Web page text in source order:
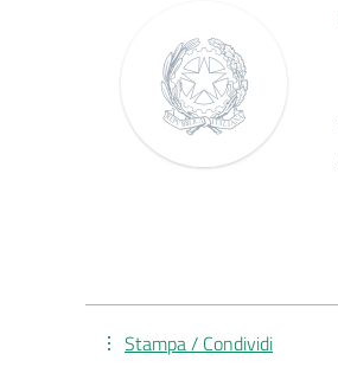
Stampa / Condividi